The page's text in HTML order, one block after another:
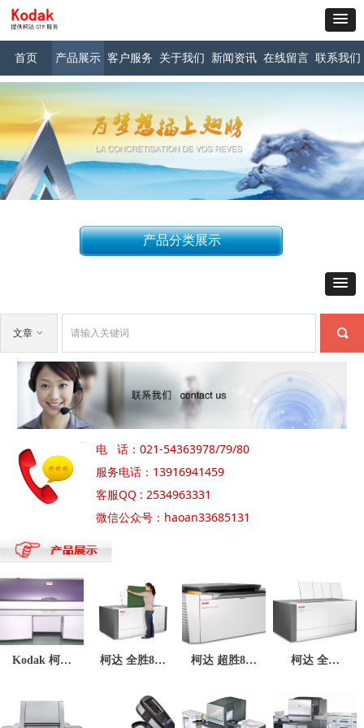
首页 产品展示 客户服务 关于我们 新闻资讯 在线留言 联系我们
产品分类展示
끠
文章 ꀁ
电 话：021-54363978/79/80
服务电话：13916941459
客服QQ : 2534963331
微信公众号：haoan33685131
Kodak 柯达
胜超大幅面
柯达 全胜800
柯达 超胜800
柯达 全胜
机